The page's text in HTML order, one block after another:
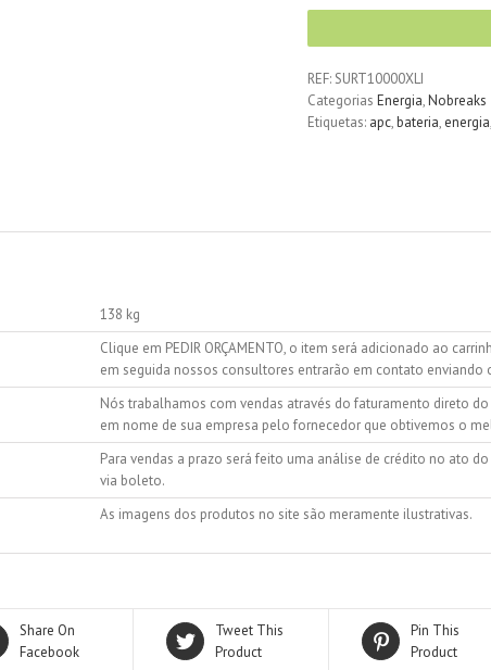
REF: SURT10000XLI
Categorias Energia,Nobreaks
Etiquetas: apc,bateria, energia,
138 kg
Clique em PEDIR ORÇAMENTO, o item será adicionado ao
em seguida nossos consultores entrarão em contato enviando
Nós trabalhamos com vendas através do faturamento direto
em nome de sua empresa pelo fornecedor que obtivemos o
Para vendas a prazo será feito uma análise de crédito no ato
via boleto.
As imagens dos produtos no site são meramente ilustrativas.
Share On
Facebook
Tweet This
Product
Pin This
Product